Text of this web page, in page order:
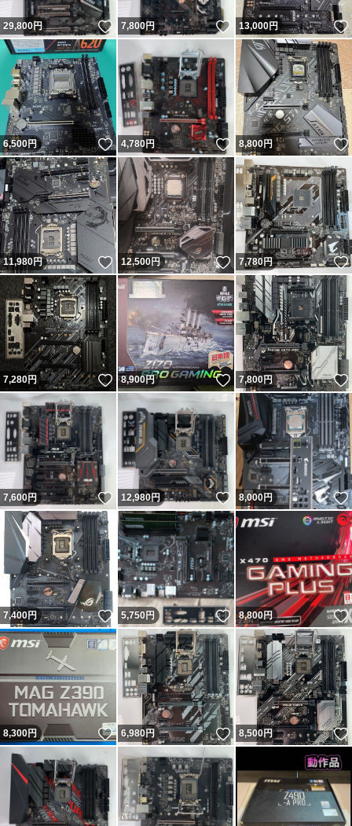
29,800円 いいね！
7,800円 いいね！
13,000円
6,500円 いいね！
4,780円 いいね！
8,800円
11,980円 いいね！
12,500円 いいね！
7,780円
7,280円 いいね！
8,900円 いいね！
7,800円
7,600円 いいね！
12,980円 いいね！
8,000円
7,400円 いいね！
5,750円 いいね！
8,800円
8,300円 いいね！
6,980円 いいね！
8,500円